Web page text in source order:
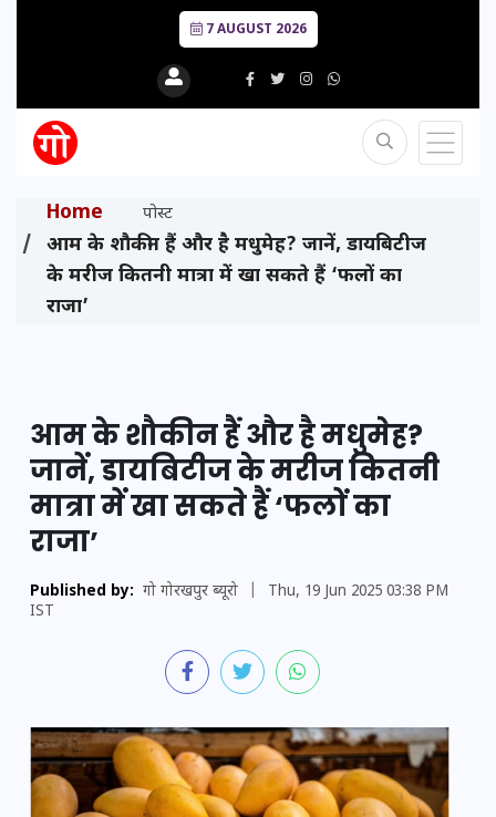
7 AUGUST 2026
Home पोस्ट
आम के शौकीन हैं और है मधुमेह? जानें, डायबिटीज
के मरीज कितनी मात्रा में खा सकते हैं ‘फलों का
राजा’
आम के शौकीन हैं और है मधुमेह?
जानें, डायबिटीज के मरीज कितनी
मात्रा में खा सकते हैं ‘फलों का
राजा’
Published by: गो गोरखपुर ब्यूरो
Thu, 19 Jun 2025 03:38 PM
IST